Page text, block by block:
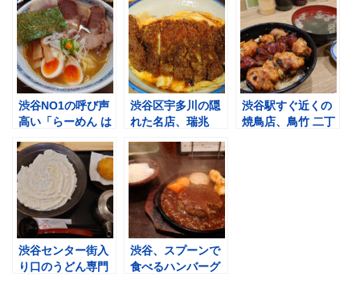
渋谷店 ランチ帯
は相席必至の人気
店で頂く、豚肉細
切りそば＆焼売
「極味や 渋谷パル
コ店」へ 二種の
絶品ハンバーグを
自分で焼き上げ？
極み＆神戸牛ハン
バーグ200ｇを食
べてみた
チ訪問！ ハンバー
グ3つでご飯3杯が
進む、至高の焼き
たてハンバーグ
渋谷NO1の呼び声
高い「らーめん は
列必至の人気店で
頂く、焼豚らーめ
ん
渋谷区宇多川の隠
れた名店、瑞兆
の一体感を産む唯
一無二のカツ丼
渋谷駅すぐ近くの
焼鳥店、鳥竹 二丁
渋谷センター街入
り口のうどん専門
渋谷、スプーンで
食べるハンバーグ